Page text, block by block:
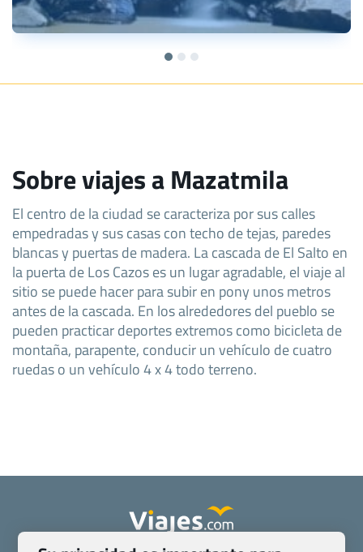
Sobre viajes a Mazatmila
El centro de la ciudad se caracteriza por sus calles
empedradas y sus casas con techo de tejas, paredes
blancas y puertas de madera. La cascada de El Salto en
la puerta de Los Cazos es un lugar agradable, el viaje al
sitio se puede hacer para subir en pony unos metros
antes de la cascada. En los alrededores del pueblo se
pueden practicar deportes extremos como bicicleta de
montaña, parapente, conducir un vehículo de cuatro
ruedas o un vehículo 4 x 4 todo terreno.